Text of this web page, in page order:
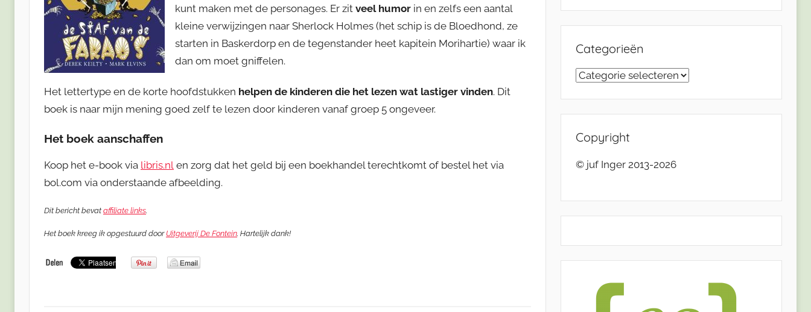
kunt maken met de personages. Er zit veel humor in en zelfs een aantal
kleine verwijzingen naar Sherlock Holmes (het schip is de Bloedhond, ze
starten in Baskerdorp en de tegenstander heet kapitein Morihartie) waar ik
dan om moet gniffelen.
Het lettertype en de korte hoofdstukken helpen de kinderen die het lezen wat lastiger vinden. Dit
boek is naar mijn mening goed zelf te lezen door kinderen vanaf groep 5 ongeveer.
Het boek aanschaffen
Koop het e-book via libris.nl en zorg dat het geld bij een boekhandel terechtkomt of bestel het via
bol.com via onderstaande afbeelding.
Dit bericht bevat affiliate links.
Het boek kreeg ik opgestuurd door Uitgeverij De Fontein. Hartelijk dank!
Categorieën
Categorieën
Copyright
© juf Inger 2013-2026